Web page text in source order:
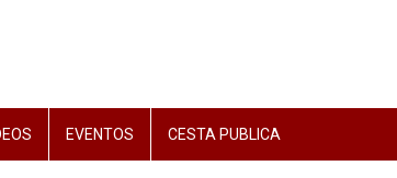
EVENTOS CESTA PUBLICA